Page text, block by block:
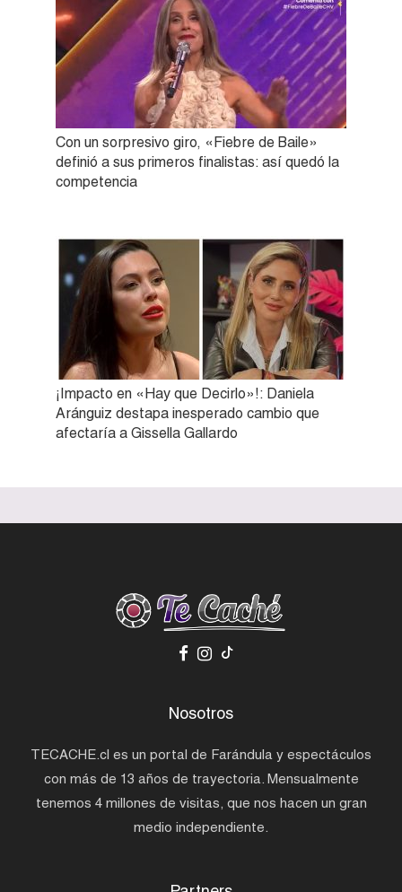
Con un sorpresivo giro, «Fiebre de Baile»
definió a sus primeros finalistas: así quedó la
competencia
¡Impacto en «Hay que Decirlo»!: Daniela
Aránguiz destapa inesperado cambio que
afectaría a Gissella Gallardo
Nosotros
TECACHE.cl es un portal de Farándula y espectáculos
con más de 13 años de trayectoria. Mensualmente
tenemos 4 millones de visitas, que nos hacen un gran
medio independiente.